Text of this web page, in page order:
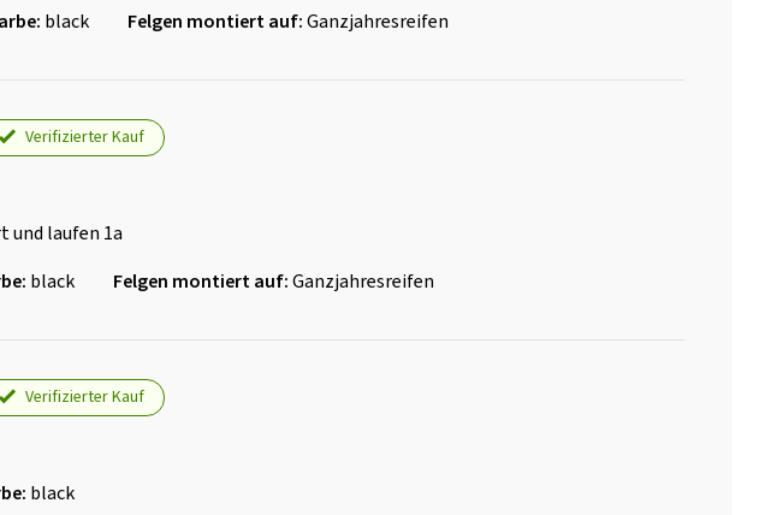
black Felgen montiert auf:Ganzjahresreifen
Verifizierter Kauf
und laufen 1a
black Felgen montiert auf:Ganzjahresreifen
Verifizierter Kauf
black